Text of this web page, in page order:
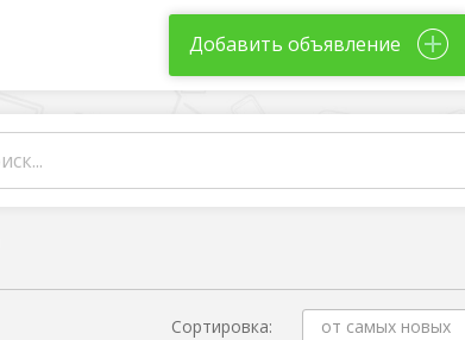
Добавить объявление
Сортировка: от самых новых